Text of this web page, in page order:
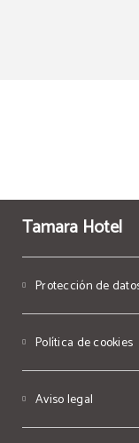
Tamara Hotel
Protección de
Política de cookies
Aviso legal